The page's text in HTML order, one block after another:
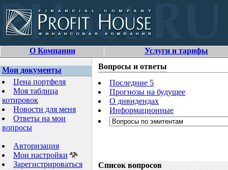
О Компании Услуги и тарифы
Мои документы
Цена портфеля
Моя таблица
котировок
Новости для меня
Ответы на мои
вопросы
Авторизация
Мои настройки
Зарегистрироваться
Вопросы и ответы
Последние 5
Прогнозы на будущее
О дивидендах
Информационные
Список вопросов